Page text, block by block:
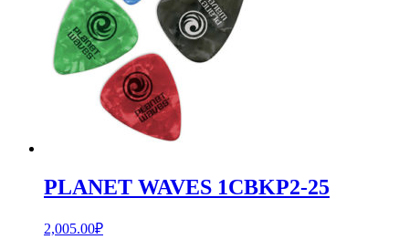
PLANET WAVES 1CBKP2-25
2,005.00₽